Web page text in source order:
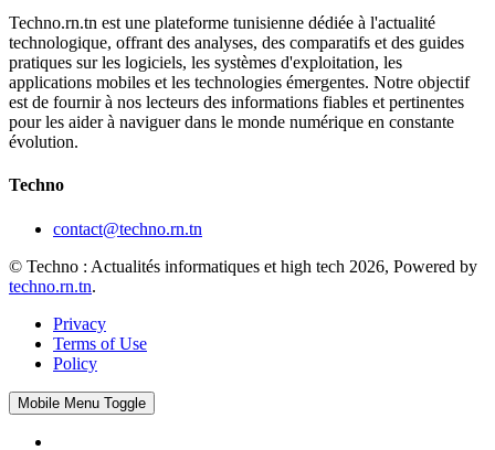
Techno.rn.tn est une plateforme tunisienne dédiée à l'actualité
technologique, offrant des analyses, des comparatifs et des guides
pratiques sur les logiciels, les systèmes d'exploitation, les
applications mobiles et les technologies émergentes. Notre objectif
est de fournir à nos lecteurs des informations fiables et pertinentes
pour les aider à naviguer dans le monde numérique en constante
évolution.
Techno
contact@techno.rn.tn
© Techno : Actualités informatiques et high tech 2026, Powered by
techno.rn.tn.
Privacy
Terms of Use
Policy
Mobile Menu Toggle